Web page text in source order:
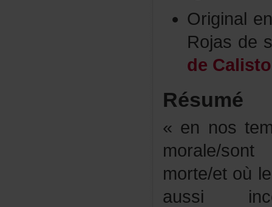
Résumé
morale/
morte/